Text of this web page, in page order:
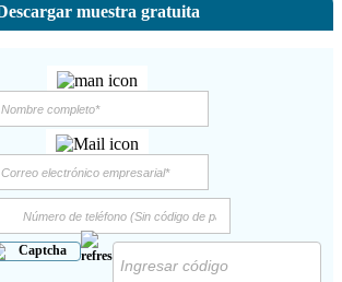
muestra gratuita